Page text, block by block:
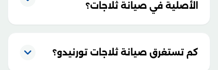
الأصلية في صيانة ثلاجات؟
كم تستغرق صيانة ثلاجات تورنيدو؟